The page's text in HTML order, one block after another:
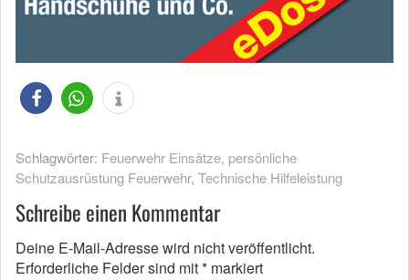
Schlagwörter: Feuerwehr Einsätze, persönliche
Schutzausrüstung Feuerwehr, Technische Hilfeleistung
Schreibe einen Kommentar
Deine E-Mail-Adresse wird nicht veröffentlicht.
Erforderliche Felder sind mit* markiert